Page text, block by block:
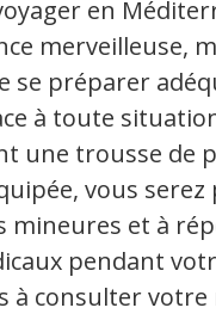
en
merveilleuse,
se préparer
à toute
une trousse de
vous serez
mineures et à
pendant
à consulter votre